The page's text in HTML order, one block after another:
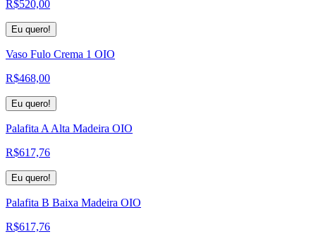
R$520,00
Eu quero!
Vaso Fulo Crema 1 OIO
R$468,00
Eu quero!
Palafita A Alta Madeira OIO
R$617,76
Eu quero!
Palafita B Baixa Madeira OIO
R$617,76